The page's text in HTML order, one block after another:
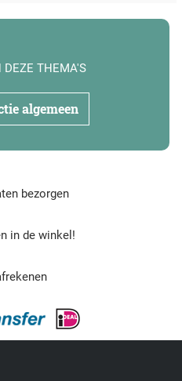
algemeen
DEZE THEMA'S
bezorgen
in de winkel!